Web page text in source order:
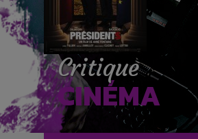
Critique
CINÉMA